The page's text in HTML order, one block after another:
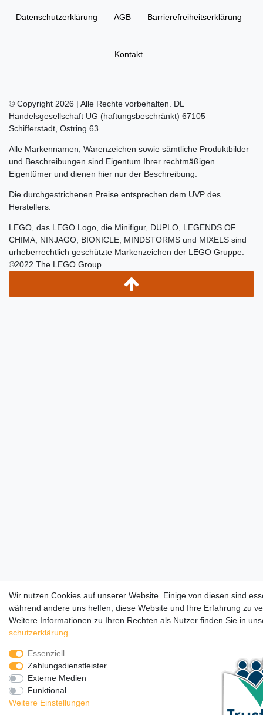
Daten­schutz­erklärung AGB Barrierefreiheitserklärung
Kontakt
© Copyright 2026 | Alle Rechte vorbehalten. DL
Handelsgesellschaft UG (haftungsbeschränkt) 67105
Schifferstadt, Ostring 63
Alle Markennamen, Warenzeichen sowie sämtliche Produktbilder
und Beschreibungen sind Eigentum Ihrer rechtmäßigen
Eigentümer und dienen hier nur der Beschreibung.
Die durchgestrichenen Preise entsprechen dem UVP des
Herstellers.
LEGO, das LEGO Logo, die Minifigur, DUPLO, LEGENDS OF
CHIMA, NINJAGO, BIONICLE, MINDSTORMS und MIXELS sind
urheberrechtlich geschützte Markenzeichen der LEGO Gruppe.
©2022 The LEGO Group
Wir nutzen Cookies auf unserer Website. Einige von diesen sind
während andere uns helfen, diese Website und Ihre Erfahrung zu
Weitere Informationen zu Ihren Rechten als Nutzer finden Sie in
schutz­erklärung
Essenziell
Zahlungsdienstleister
Externe Medien
Funktional
Weitere Einstellungen